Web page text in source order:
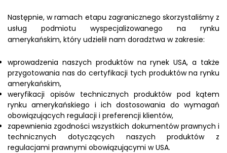
Następnie, w ramach etapu zagranicznego skorzystaliśmy z
usług podmiotu wyspecjalizowanego na rynku
amerykańskim, który udzielił nam doradztwa w zakresie:
wprowadzenia naszych produktów na rynek USA, a także
przygotowania nas do certyfikacji tych produktów na rynku
amerykańskim,
weryfikacji opisów technicznych produktów pod kątem
rynku amerykańskiego i ich dostosowania do wymagań
obowiązujących regulacji i preferencji klientów,
zapewnienia zgodności wszystkich dokumentów prawnych i
technicznych dotyczących naszych produktów z
regulacjami prawnymi obowiązującymi w USA.